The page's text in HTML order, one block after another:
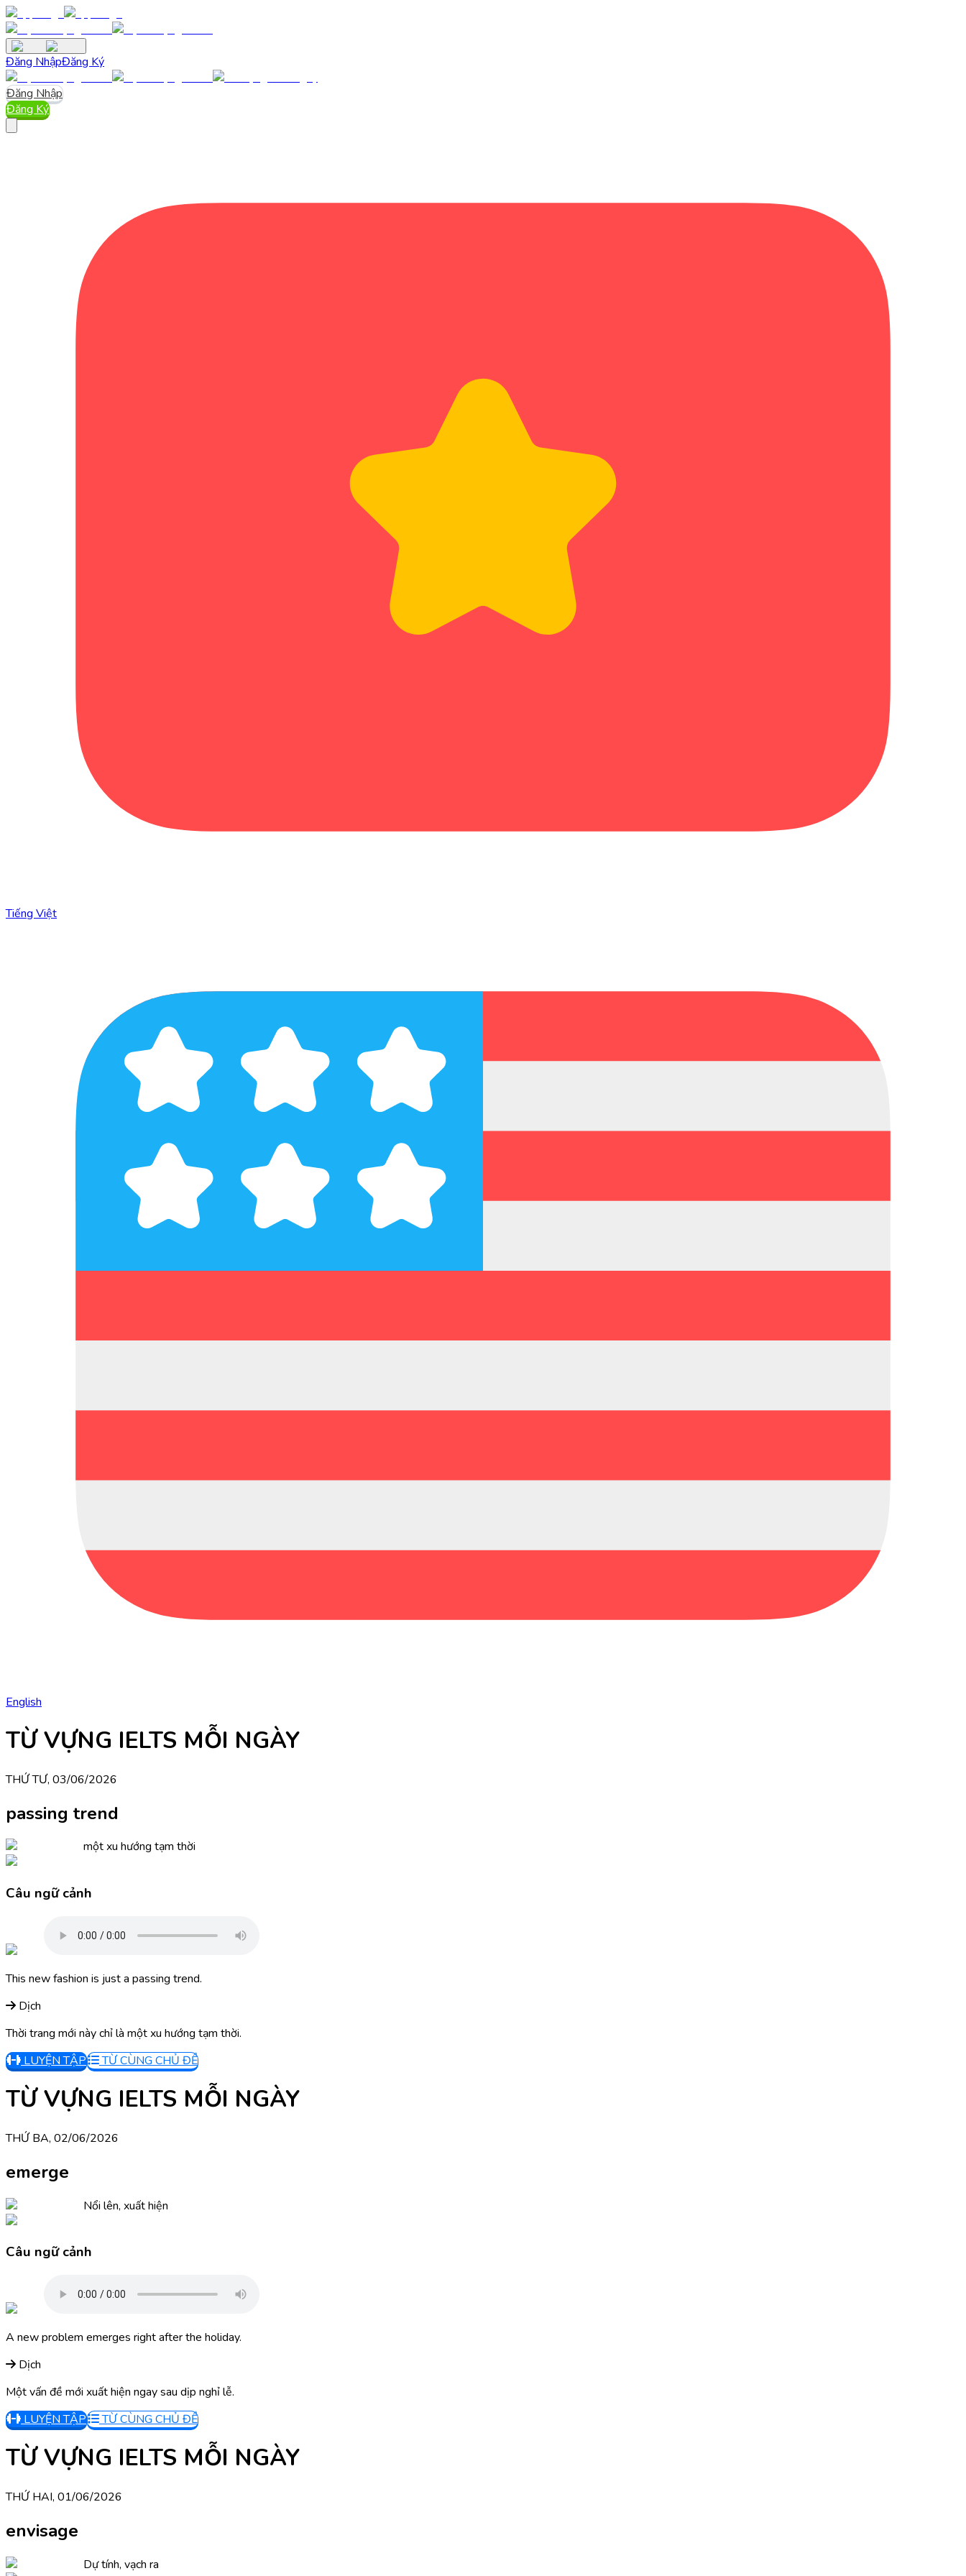
Đăng NhậpĐăng Ký
Đăng Nhập
Đăng Ký
Tiếng Việt
English
TỪ VỰNG IELTS MỖI NGÀY
THỨ TƯ, 03/06/2026
passing trend
một xu hướng tạm thời
Câu ngữ cảnh
This new fashion is just a passing trend.
Dịch
Thời trang mới này chỉ là một xu hướng tạm thời.
LUYỆN TẬP
TỪ CÙNG CHỦ ĐỀ
TỪ VỰNG IELTS MỖI NGÀY
THỨ BA, 02/06/2026
emerge
Nổi lên, xuất hiện
Câu ngữ cảnh
A new problem emerges right after the holiday.
Dịch
Một vấn đề mới xuất hiện ngay sau dịp nghỉ lễ.
LUYỆN TẬP
TỪ CÙNG CHỦ ĐỀ
TỪ VỰNG IELTS MỖI NGÀY
THỨ HAI, 01/06/2026
envisage
Dự tính, vạch ra